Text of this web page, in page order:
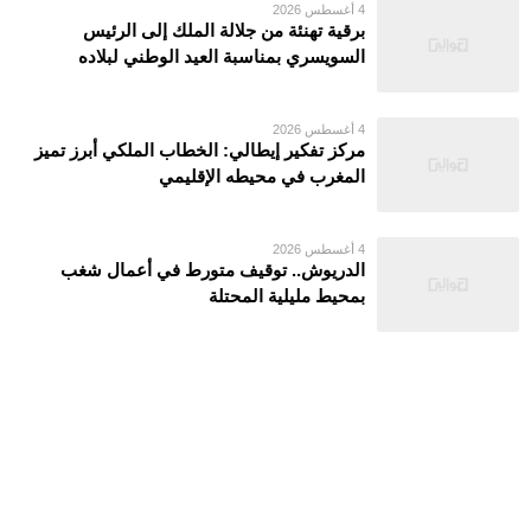
4 أغسطس 2026
برقية تهنئة من جلالة الملك إلى الرئيس
السويسري بمناسبة العيد الوطني لبلاده
4 أغسطس 2026
مركز تفكير إيطالي: الخطاب الملكي أبرز تميز
المغرب في محيطه الإقليمي
4 أغسطس 2026
الدريوش.. توقيف متورط في أعمال شغب
بمحيط مليلية المحتلة